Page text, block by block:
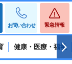
お問い合わせ 緊急情報
健康・医療・福祉